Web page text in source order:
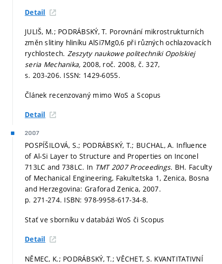
Detail
JULIŠ, M.; PODRÁBSKÝ, T. Porovnání mikrostrukturních
změn slitiny hliníku AlSi7Mg0,6 při různých ochlazovacích
rychlostech. Zeszyty naukowe politechniki Opolskiej
seria Mechanika, 2008, roč. 2008, č. 327,
s. 203-206. ISSN: 1429-6055.
Článek recenzovaný mimo WoS a Scopus
Detail
2007
POSPÍŠILOVÁ, S.; PODRÁBSKÝ, T.; BUCHAL, A. Influence
of Al-Si Layer to Structure and Properties on Inconel
713LC and 738LC. In TMT 2007 Proceedings. BH. Faculty
of Mechanical Engineering, Fakultetska 1, Zenica, Bosna
and Herzegovina: Graforad Zenica, 2007.
p. 271-274. ISBN: 978-9958-617-34-8.
Stať ve sborníku v databázi WoS či Scopus
Detail
NĚMEC, K.; PODRÁBSKÝ, T.; VĚCHET, S. KVANTITATIVNÍ